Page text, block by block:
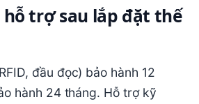
hỗ trợ sau lắp đặt thế
đầu đọc) bảo hành 12
hành 24 tháng. Hỗ trợ kỹ